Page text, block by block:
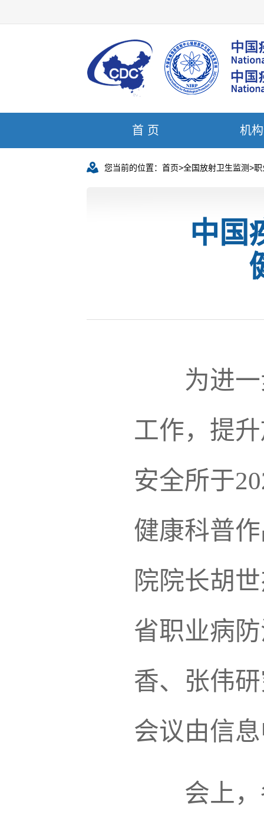
首 页 机
您当前的位置： 首页>全国放射卫生监测>职
中国
为进
工作，提
安全所于
健康科普
院院长胡
省职业病
香、张伟
会议由信
会上